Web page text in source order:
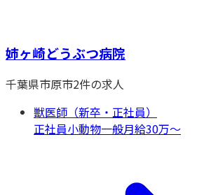
姉ヶ崎どうぶつ病院
千葉県市原市2件の求人
獣医師（新卒・正社員）
正社員小動物一般月給30万〜